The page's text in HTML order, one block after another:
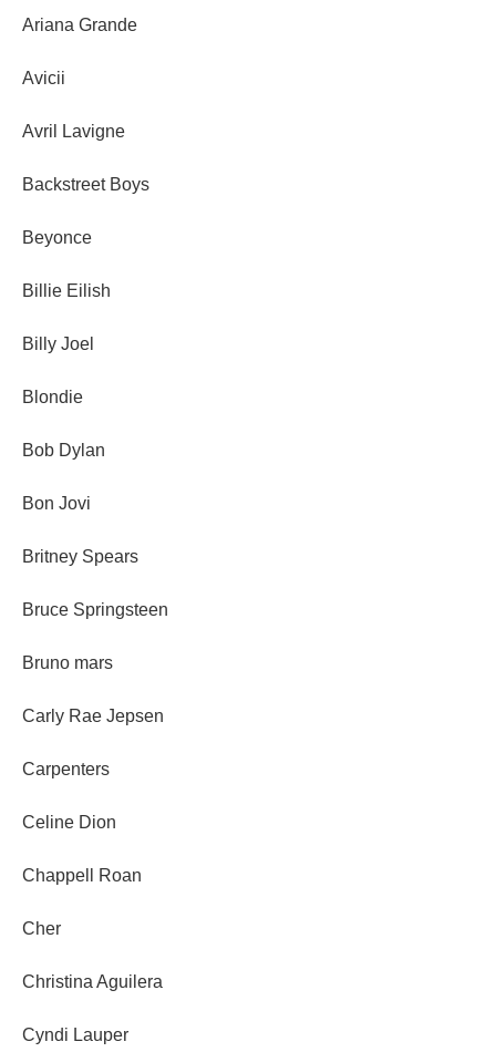
Ariana Grande
Avicii
Avril Lavigne
Backstreet Boys
Beyonce
Billie Eilish
Billy Joel
Blondie
Bob Dylan
Bon Jovi
Britney Spears
Bruce Springsteen
Bruno mars
Carly Rae Jepsen
Carpenters
Celine Dion
Chappell Roan
Cher
Christina Aguilera
Cyndi Lauper